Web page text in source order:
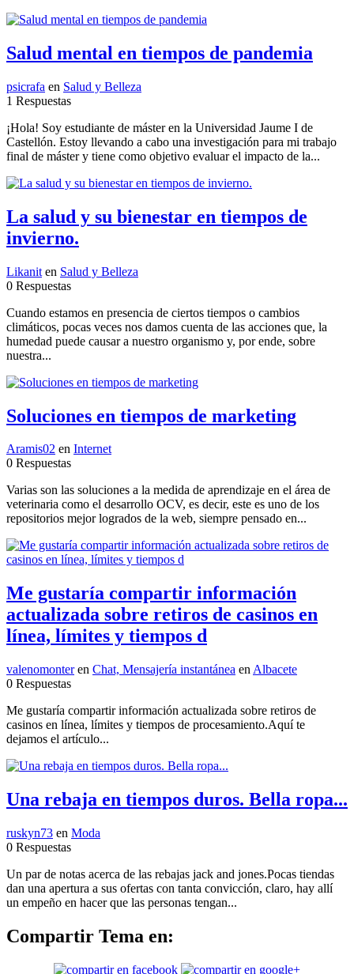
Salud mental en tiempos de pandemia
psicrafa en Salud y Belleza
1 Respuestas
¡Hola! Soy estudiante de máster en la Universidad Jaume I de
Castellón. Estoy llevando a cabo una investigación para mi trabajo
final de máster y tiene como objetivo evaluar el impacto de la...
La salud y su bienestar en tiempos de
invierno.
Likanit en Salud y Belleza
0 Respuestas
Cuando estamos en presencia de ciertos tiempos o cambios
climáticos, pocas veces nos damos cuenta de las acciones que, la
humedad puede causar a nuestro organismo y, por ende, sobre
nuestra...
Soluciones en tiempos de marketing
Aramis02 en Internet
0 Respuestas
Varias son las soluciones a la medida de aprendizaje en el área de
veterinaria como el desarrollo OCV, es decir, este es uno de los
repositorios mejor logrados de la web, siempre pensado en...
Me gustaría compartir información
actualizada sobre retiros de casinos en
línea, límites y tiempos d
valenomonteren Chat, Mensajería instantánea en Albacete
0 Respuestas
Me gustaría compartir información actualizada sobre retiros de
casinos en línea, límites y tiempos de procesamiento.Aquí te
dejamos el artículo...
Una rebaja en tiempos duros. Bella ropa...
ruskyn73 en Moda
0 Respuestas
Un par de notas acerca de las rebajas jack and jones.Pocas tiendas
dan una apertura a sus ofertas con tanta convicción, claro, hay allí
un empeño en hacer que las personas tengan...
Compartir Tema en: